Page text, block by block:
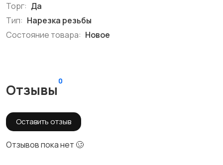
Торг: Да
Тип: Нарезка резьбы
Состояние товара: Новое
Отзывы
0
Оставить отзыв
Отзывов пока нет 🥴